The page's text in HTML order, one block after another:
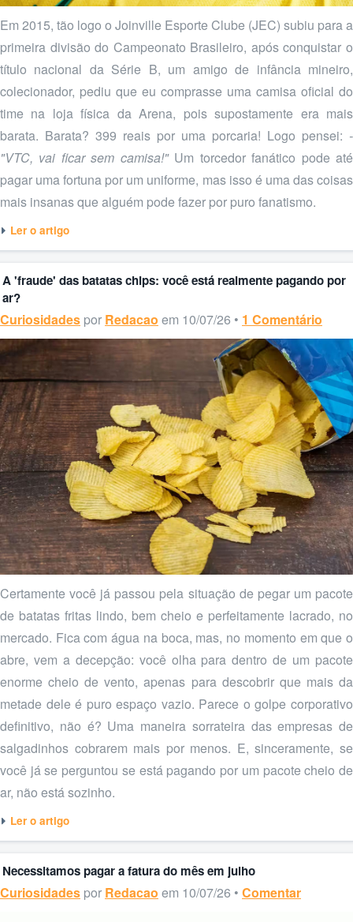
Em 2015, tão logo o Joinville Esporte Clube (JEC) subiu para a
primeira divisão do Campeonato Brasileiro, após conquistar o
título nacional da Série B, um amigo de infância mineiro,
colecionador, pediu que eu comprasse uma camisa oficial do
time na loja física da Arena, pois supostamente era mais
barata. Barata? 399 reais por uma porcaria! Logo pensei: -
"VTC, vai ficar sem camisa!"Um torcedor fanático pode até
pagar uma fortuna por um uniforme, mas isso é uma das coisas
mais insanas que alguém pode fazer por puro fanatismo.
Ler o artigo
A 'fraude' das batatas chips: você está realmente pagando por
ar?
Curiosidades por Redacao em 10/07/26 • 1 Comentário
Certamente você já passou pela situação de pegar um pacote
de batatas fritas lindo, bem cheio e perfeitamente lacrado, no
mercado. Fica com água na boca, mas, no momento em que o
abre, vem a decepção: você olha para dentro de um pacote
enorme cheio de vento, apenas para descobrir que mais da
metade dele é puro espaço vazio. Parece o golpe corporativo
definitivo, não é? Uma maneira sorrateira das empresas de
salgadinhos cobrarem mais por menos. E, sinceramente, se
você já se perguntou se está pagando por um pacote cheio de
ar, não está sozinho.
Ler o artigo
Necessitamos pagar a fatura do mês em julho
Curiosidades por Redacao em 10/07/26 • Comentar